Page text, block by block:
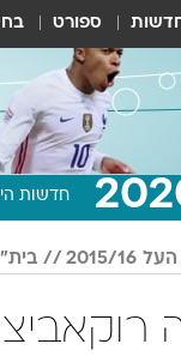
ספורט
חדשות
2015/16